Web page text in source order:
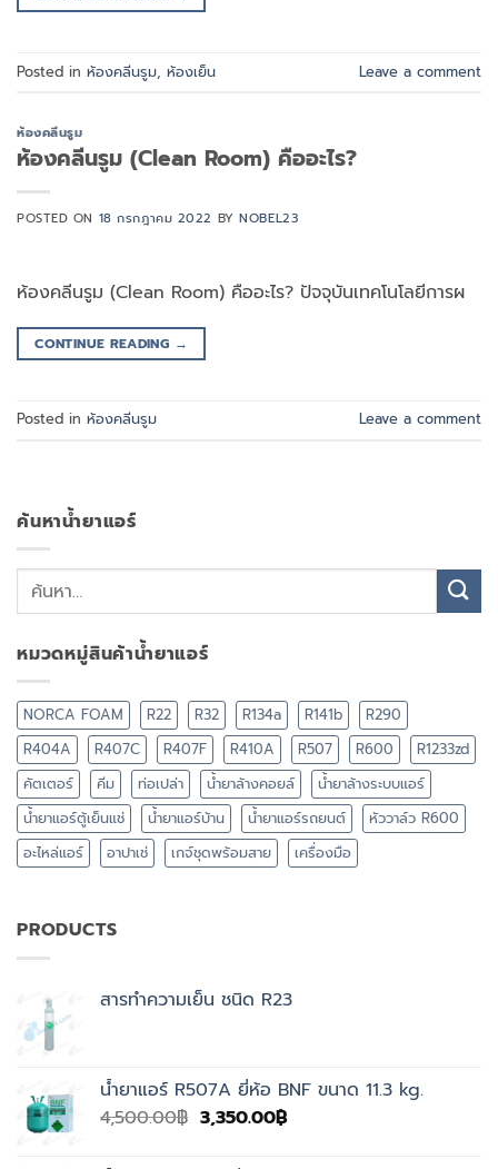
Posted in ห้องคลีนรูม, ห้องเย็น Leave a comment
ห้องคลีนรูม
ห้องคลีนรูม (Clean Room) คืออะไร?
POSTED ON 18 กรกฎาคม 2022 BYNOBEL23
ห้องคลีนรูม (Clean Room) คืออะไร? ปัจจุบันเทคโนโลยีการผ
CONTINUE READING →
Posted in ห้องคลีนรูม Leave a comment
ค้นหาน้ำยาแอร์
หมวดหมู่สินค้าน้ำยาแอร์
NORCA FOAM R22 R32 R134a R141b
R290
R404A
R407C R407F R410A R507 R600
R1233zd
คัตเตอร์
คีม ท่อเปล่า น้ำยาล้างคอยล์
น้ำยาล้างระบบแอร์
น้ำยาแอร์ตู้เย็นแช่
น้ำยาแอร์บ้าน น้ำยาแอร์รถยนต์
หัววาล์ว R600
อะไหล่แอร์
อาปาเช่ เกจ์ชุดพร้อมสาย เครื่องมือ
PRODUCTS
สารทำความเย็น ชนิด R23
น้ำยาแอร์ R507A ยี่ห้อ BNF ขนาด 11.3 kg.
4,500.00฿ Original
3,350.00฿Current